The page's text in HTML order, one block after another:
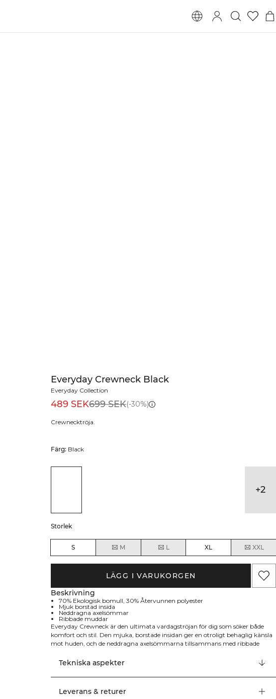
Everyday Crewneck Black
Everyday Collection
489 SEK699 SEK(-30%)
Crewnecktröja.
Färg: Black
+2
Storlek
S M L XL XXL
LÄGG I VARUKORGEN
Beskrivning
70% Ekologisk bomull, 30% Återvunnen polyester
Mjuk borstad insida
Neddragna axelsömmar
Ribbade muddar
Everyday Crewneck är den ultimata vardagströjan för dig som söker både
komfort och stil. Den mjuka, borstade insidan ger en otroligt behaglig känsla
mot huden, och de neddragna axelsömmarna tillsammans med ribbade
oversized-look. Detaljerna förstärks av en stilren ICIW-brodyr på ryggen – en
sweatshirt som passar perfekt för alla tillfällen. Mjuk borstad insida för extra
komfort. Neddragna axelsömmar för modern passform. Ribbade muddar vid
känsla. 70% Ekologisk bomull, 30% Återvunnen polyester.
Tekniska aspekter
Leverans & returer